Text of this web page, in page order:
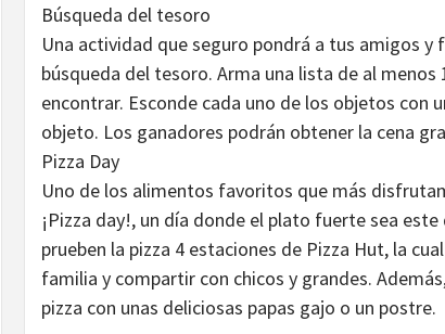
Búsqueda del tesoro
Una actividad que seguro pondrá a tus amigos
búsqueda del tesoro. Arma una lista de al
encontrar. Esconde cada uno de los objetos con
objeto. Los ganadores podrán obtener la cena
Pizza Day
Uno de los alimentos favoritos que más
¡Pizza day!, un día donde el plato fuerte sea
prueben la pizza 4 estaciones de Pizza Hut, la
familia y compartir con chicos y grandes.
pizza con unas deliciosas papas gajo o un postre.